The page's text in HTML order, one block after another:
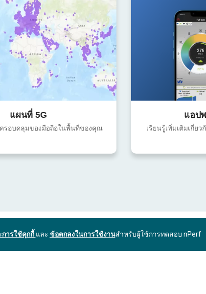
แผนที่ 5G
รอบคลุมของมือถือในพื้นที่ของคุณ
แอป
เรียนรู้เพิ่มเติมเกี่ย
ารใช้คุกกี้ และ ข้อตกลงในการใช้งานสำหรับผู้ใช้การทดสอบ nPerf